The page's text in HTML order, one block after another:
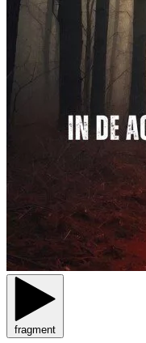
fragment